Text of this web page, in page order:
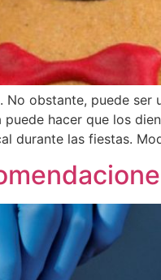
obstante, puede
hacer que los
durante las fiestas.